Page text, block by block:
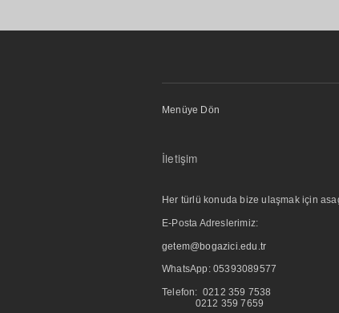
Menüye Dön
İletişim
Her türlü konuda bize ulaşmak için
E-Posta Adreslerimiz:
getem@bogazici.edu.tr
WhatsApp: 05393089577
Telefon: 0212 359 7538
0212 359 7659